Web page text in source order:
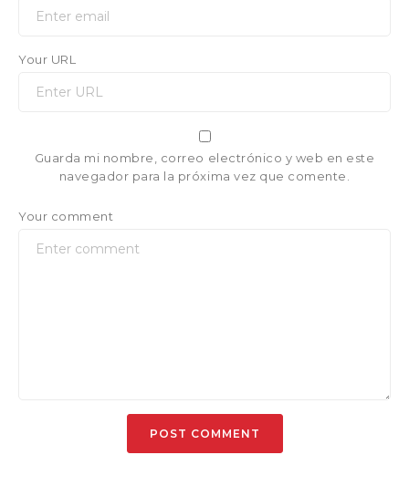
Your URL
Guarda mi nombre, correo electrónico y web en este
navegador para la próxima vez que comente.
Your comment